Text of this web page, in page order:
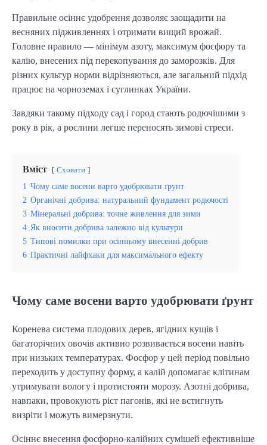
Правильне осіннє удобрення дозволяє заощадити на
весняних підживленнях і отримати вищий врожай.
Головне правило — мінімум азоту, максимум фосфору та
калію, внесених під перекопування до заморозків. Для
різних культур норми відрізняються, але загальний підхід
працює на чорноземах і суглинках України.
Завдяки такому підходу сад і город стають родючішими з
року в рік, а рослини легше переносять зимові стреси.
Вміст Сховати
1 Чому саме восени варто удобрювати ґрунт
2 Органічні добрива: натуральний фундамент родючості
3 Мінеральні добрива: точне живлення для зими
4 Як вносити добрива залежно від культури
5 Типові помилки при осінньому внесенні добрив
6 Практичні лайфхаки для максимального ефекту
Чому саме восени варто удобрювати ґрунт
Коренева система плодових дерев, ягідних кущів і
багаторічних овочів активно розвивається восени навіть
при низьких температурах. Фосфор у цей період повільно
переходить у доступну форму, а калій допомагає клітинам
утримувати вологу і протистояти морозу. Азотні добрива,
навпаки, провокують ріст пагонів, які не встигнуть
визріти і можуть вимерзнути.
Осіннє внесення фосфорно-калійних сумішей ефективніше